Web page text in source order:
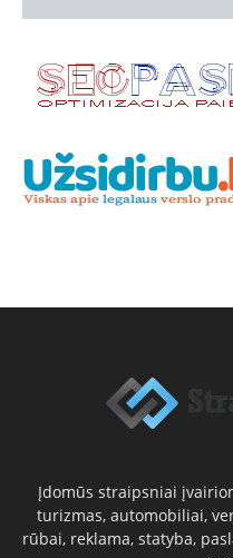
Įdomūs straipsniai
turizmas, automobiliai,
rūbai, reklama, statyba,